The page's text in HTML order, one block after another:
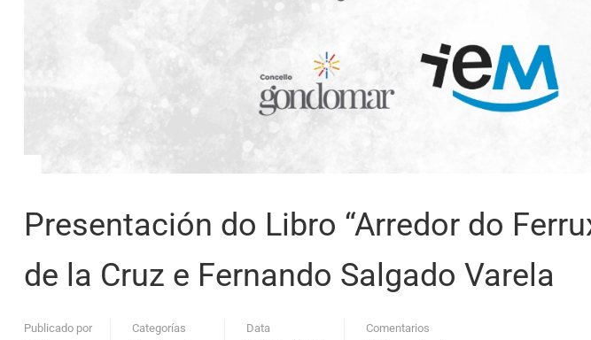
Presentación do Libro “Arredor do
de la Cruz e Fernando Salgado Varela
Publicado por Categorías Data Comentarios